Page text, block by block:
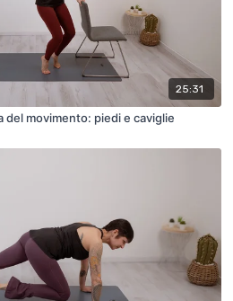
25:31
del movimento: piedi e caviglie